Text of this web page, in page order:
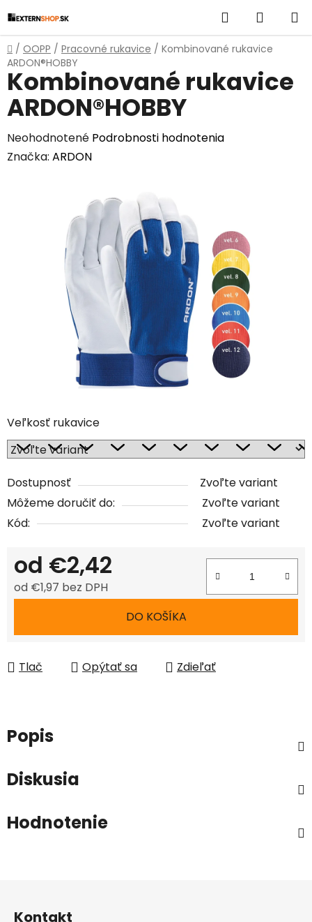
na
obsah
Hľadať
KOŠÍK
Domov
/ OOPP / Pracovné rukavice / Kombinované rukavice
ARDON®HOBBY
Veľkosť rukavice
Dostupnosť
Zvoľte variant
Môžeme doručiť do:
Zvoľte variant
Kód:
Zvoľte variant
od €2,42
od €1,97 bez DPH
DO KOŠÍKA
Tlač Opýtať sa Zdieľať
Kombinované rukavice
ARDON®HOBBY
Priemerné
hodnotenie
hviezdičiek.
Neohodnotené Podrobnosti hodnotenia
Značka: ARDON
Popis
Diskusia
Hodnotenie
Kontakt